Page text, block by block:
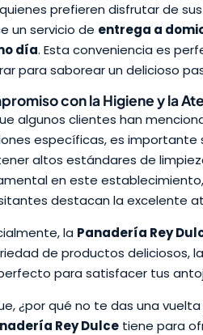
prefieren disfrutar de
un servicio de entrega a
día. Esta conveniencia es
para saborear un delicioso
con la Higiene y la
algunos clientes han
específicas, es importante
altos estándares de
en este
destacan la excelente
la Panadería Rey
de productos deliciosos,
para satisfacer tus
¿por qué no te das una
Rey Dulce tiene para